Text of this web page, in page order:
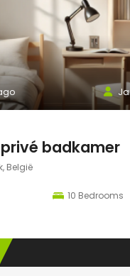
badkamer
België
10 Bedrooms